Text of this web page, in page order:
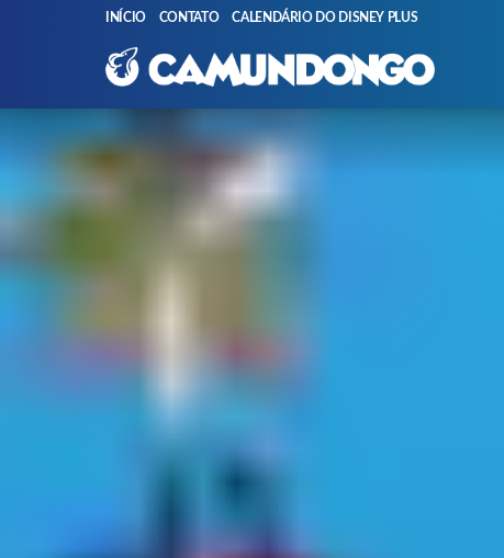
INÍCIO CONTATO CALENDÁRIO DO DISNEY PLUS